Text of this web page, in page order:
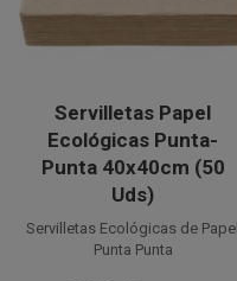
Servilletas Papel
Ecológicas Punta-
Punta 40x40cm (50
Uds)
Servilletas Ecológicas de Papel
Punta Punta